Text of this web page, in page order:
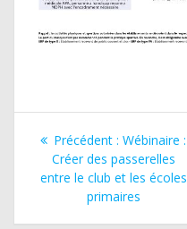
Navigation
de
l’article
Précédent : Article
précédent
:
Wébinaire :
Créer des passerelles
entre le club et les écoles
primaires